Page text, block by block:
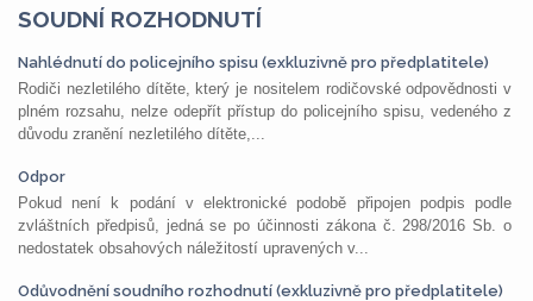
SOUDNÍ ROZHODNUTÍ
Nahlédnutí do policejního spisu (exkluzivně pro předplatitele)
Rodiči nezletilého dítěte, který je nositelem rodičovské odpovědnosti v
plném rozsahu, nelze odepřít přístup do policejního spisu, vedeného z
důvodu zranění nezletilého dítěte,...
Odpor
Pokud není k podání v elektronické podobě připojen podpis podle
zvláštních předpisů, jedná se po účinnosti zákona č. 298/2016 Sb. o
nedostatek obsahových náležitostí upravených v...
Odůvodnění soudního rozhodnutí (exkluzivně pro předplatitele)